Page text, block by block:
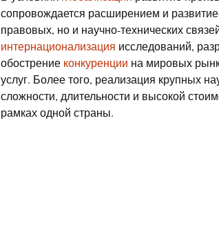
сопровождается расширением и
правовых, но и научно-технических
интернационализация исследований,
обострение конкуренции на мировых
услуг. Более того, реализация крупных
сложности, длительности и высокой
рамках одной страны.